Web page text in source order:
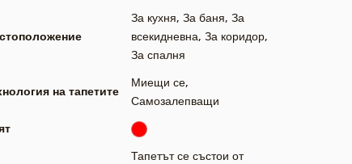
За кухня, За баня, За
всекидневна, За коридор,
За спалня
на тапетите
Миещи се,
Самозалепващи
Тапетът се състои от